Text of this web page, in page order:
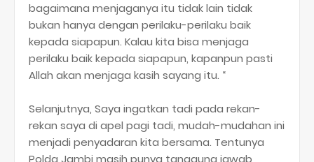
bagaimana menjaganya itu tidak lain tidak
bukan hanya dengan perilaku-perilaku baik
kepada siapapun. Kalau kita bisa menjaga
perilaku baik kepada siapapun, kapanpun pasti
Allah akan menjaga kasih sayang itu. “
Selanjutnya, Saya ingatkan tadi pada rekan-
rekan saya di apel pagi tadi, mudah-mudahan ini
menjadi penyadaran kita bersama. Tentunya
Polda Jambi masih punya tanggung jawab,